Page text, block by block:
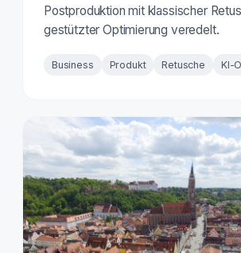
Postproduktion mit klassischer
gestützter Optimierung veredelt.
Business Produkt Retusche KI-